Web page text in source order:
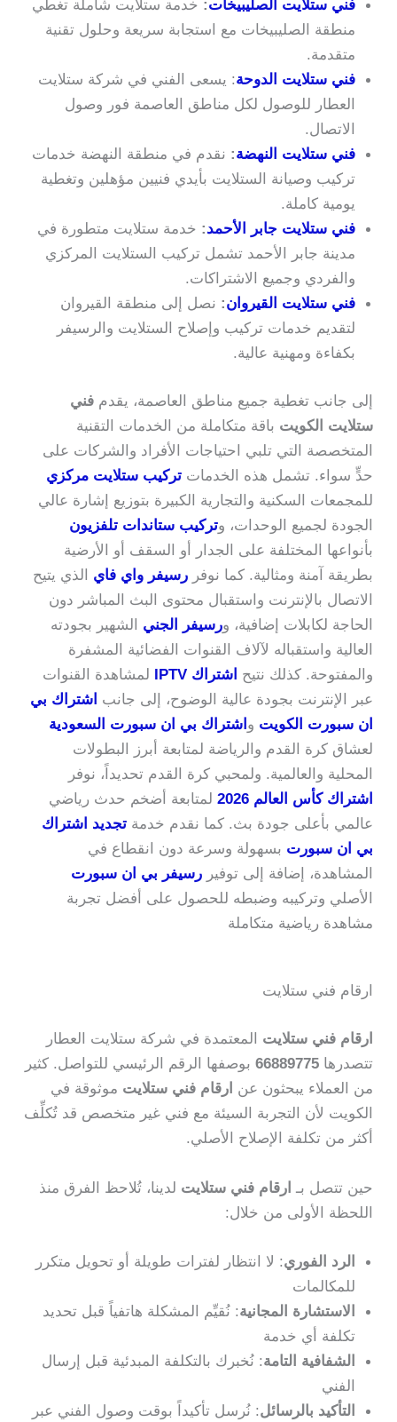
فني ستلايت الصليبيخات: خدمة ستلايت شاملة تغطي
منطقة الصليبيخات مع استجابة سريعة وحلول تقنية
متقدمة.
فني ستلايت الدوحة: يسعى الفني في شركة ستلايت
العطار للوصول لكل مناطق العاصمة فور وصول
الاتصال.
فني ستلايت النهضة: نقدم في منطقة النهضة خدمات
تركيب وصيانة الستلايت بأيدي فنيين مؤهلين وتغطية
يومية كاملة.
فني ستلايت جابر الأحمد: خدمة ستلايت متطورة في
مدينة جابر الأحمد تشمل تركيب الستلايت المركزي
والفردي وجميع الاشتراكات.
فني ستلايت القيروان: نصل إلى منطقة القيروان
لتقديم خدمات تركيب وإصلاح الستلايت والرسيفر
بكفاءة ومهنية عالية.
إلى جانب تغطية جميع مناطق العاصمة، يقدم فني
ستلايت الكويت باقة متكاملة من الخدمات التقنية
المتخصصة التي تلبي احتياجات الأفراد والشركات على
حدٍّ سواء. تشمل هذه الخدمات تركيب ستلايت مركزي
للمجمعات السكنية والتجارية الكبيرة بتوزيع إشارة عالي
الجودة لجميع الوحدات، وتركيب ستاندات تلفزيون
بأنواعها المختلفة على الجدار أو السقف أو الأرضية
بطريقة آمنة ومثالية. كما نوفر رسيفر واي فاي الذي يتيح
الاتصال بالإنترنت واستقبال محتوى البث المباشر دون
الحاجة لكابلات إضافية، ورسيفر الجني الشهير بجودته
العالية واستقباله لآلاف القنوات الفضائية المشفرة
والمفتوحة. كذلك نتيح اشتراك IPTV
لمشاهدة القنوات
عبر الإنترنت بجودة عالية الوضوح، إلى جانب اشتراك بي
ان سبورت الكويت و اشتراك بي ان سبورت السعودية
لعشاق كرة القدم والرياضة لمتابعة أبرز البطولات
المحلية والعالمية. ولمحبي كرة القدم تحديداً، نوفر
اشتراك كأس العالم 2026
لمتابعة أضخم حدث رياضي
عالمي بأعلى جودة بث. كما نقدم خدمة تجديد اشتراك
بي ان سبورت بسهولة وسرعة دون انقطاع في
المشاهدة، إضافة إلى توفير رسيفر بي ان سبورت
الأصلي وتركيبه وضبطه للحصول على أفضل تجربة
مشاهدة رياضية متكاملة
ارقام فني ستلايت
ارقام فني ستلايت المعتمدة في شركة ستلايت العطار
تتصدرها 66889775بوصفها الرقم الرئيسي للتواصل. كثير
من العملاء يبحثون عن ارقام فني ستلايت موثوقة في
الكويت لأن التجربة السيئة مع فني غير متخصص قد تُكلِّف
أكثر من تكلفة الإصلاح الأصلي.
حين تتصل بـ ارقام فني ستلايت لدينا، تُلاحظ الفرق منذ
اللحظة الأولى من خلال:
الرد الفوري: لا انتظار لفترات طويلة أو تحويل متكرر
للمكالمات
الاستشارة المجانية: نُقيِّم المشكلة هاتفياً قبل تحديد
تكلفة أي خدمة
الشفافية التامة: نُخبرك بالتكلفة المبدئية قبل إرسال
الفني
التأكيد بالرسائل: نُرسل تأكيداً بوقت وصول الفني عبر